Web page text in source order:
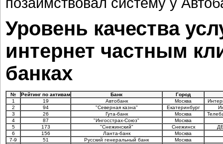
Уровень качества
интернет частным
банках
№ Рейтинг по активам Банк
Город
1
19 Автобанк Москва
2
94 "Северная казна" Екатеринбург
3
26 Гута-банк Москва
4
87 "Ингосстрах-Союз"
Москва
5
173 "Снежинский" Снежинск
6
156 Ланта-банк
Москва
7-9
51 Русский генеральный банк
Москва